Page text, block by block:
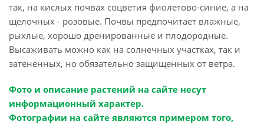
так, на кислых почвах соцветия фиолетово-синие, а на
щелочных - розовые. Почвы предпочитает влажные,
рыхлые, хорошо дренированные и плодородные.
Высаживать можно как на солнечных участках, так и
затененных, но обязательно защищенных от ветра.
Фото и описание растений на сайте несут
информационный характер.
Фотографии на сайте являются примером того,